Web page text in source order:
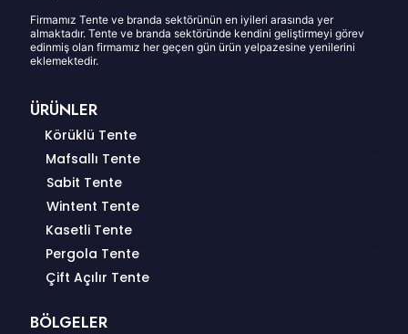
Firmamız Tente ve branda sektörünün en iyileri arasında yer
almaktadır. Tente ve branda sektöründe kendini geliştirmeyi görev
edinmiş olan firmamız her geçen gün ürün yelpazesine yenilerini
eklemektedir.
ÜRÜNLER
Körüklü Tente
Mafsallı Tente
Sabit Tente
Wintent Tente
Kasetli Tente
Pergola Tente
Çift Açılır Tente
BÖLGELER